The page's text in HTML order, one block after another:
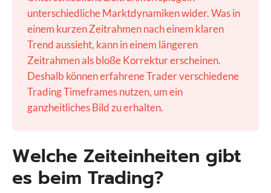
unterschiedliche Marktdynamiken wider. Was in
einem kurzen Zeitrahmen nach einem klaren
Trend aussieht, kann in einem längeren
Zeitrahmen als bloße Korrektur erscheinen.
Deshalb können erfahrene Trader verschiedene
Trading Timeframes nutzen, um ein
ganzheitliches Bild zu erhalten.
Welche Zeiteinheiten gibt
es beim Trading?